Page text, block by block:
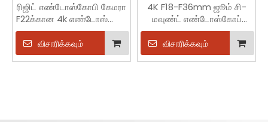
ரிஜிட் எண்டோஸ்கோபி கேமரா
F22க்கான 4k எண்டோஸ்கோப்
கப்லர் சி-மவுண்ட் அடாப்டர்
விசாரிக்கவும்
4K F18-F36mm ஜூம் சி-
மவுண்ட் எண்டோஸ்கோப்
கப்லர் அடாப்டர் ஆப்டிகல்
கப்லர்
விசாரிக்கவும்